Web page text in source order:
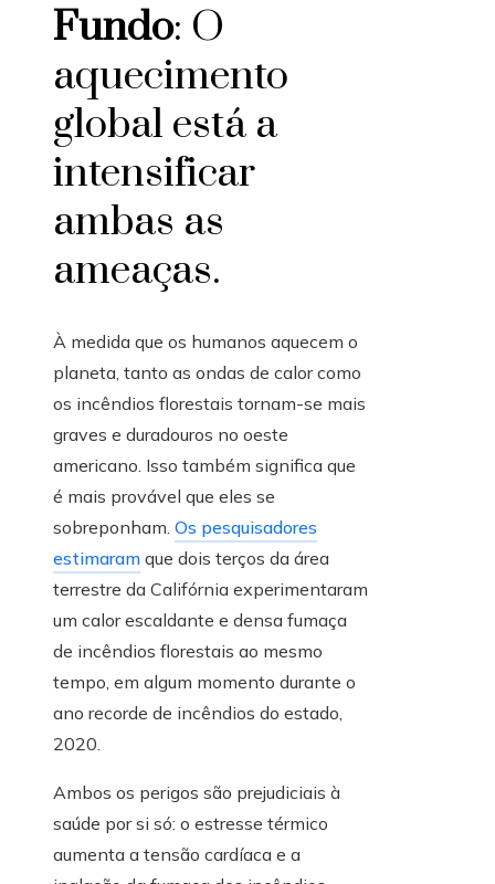
Fundo: O
aquecimento
global está a
intensificar
ambas as
ameaças.
À medida que os humanos aquecem o
planeta, tanto as ondas de calor como
os incêndios florestais tornam-se mais
graves e duradouros no oeste
americano. Isso também significa que
é mais provável que eles se
sobreponham. Os pesquisadores
estimaram que dois terços da área
terrestre da Califórnia experimentaram
um calor escaldante e densa fumaça
de incêndios florestais ao mesmo
tempo, em algum momento durante o
ano recorde de incêndios do estado,
2020.
Ambos os perigos são prejudiciais à
saúde por si só: o estresse térmico
aumenta a tensão cardíaca e a